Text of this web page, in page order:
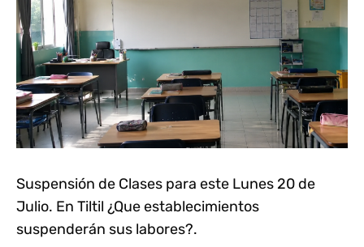
Suspensión de Clases para este Lunes 20 de
Julio. En Tiltil ¿Que establecimientos
suspenderán sus labores?.